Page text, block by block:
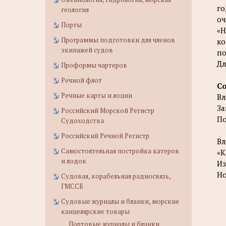
геология
Порты
Программы подготовки для членов
экипажей судов
Проформы чартеров
Речной флот
Речные карты и лоции
Российский Морской Регистр
Судоходства
Российский Речной Регистр
Самостоятельная постройка катеров
и лодок
Судовая, корабельная радиосвязь,
ГМССБ
Судовые журналы и бланки, морские
канцелярские товары
Портовые журналы и бланки